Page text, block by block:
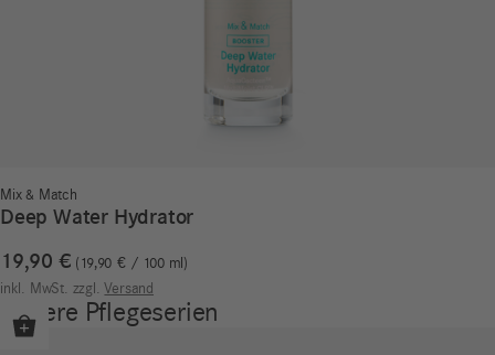
Mix & Match
Deep Water Hydrator
19,90 € 19,90€/ 100 ml
inkl. MwSt. zzgl. Versand
Unsere Pflegeserien